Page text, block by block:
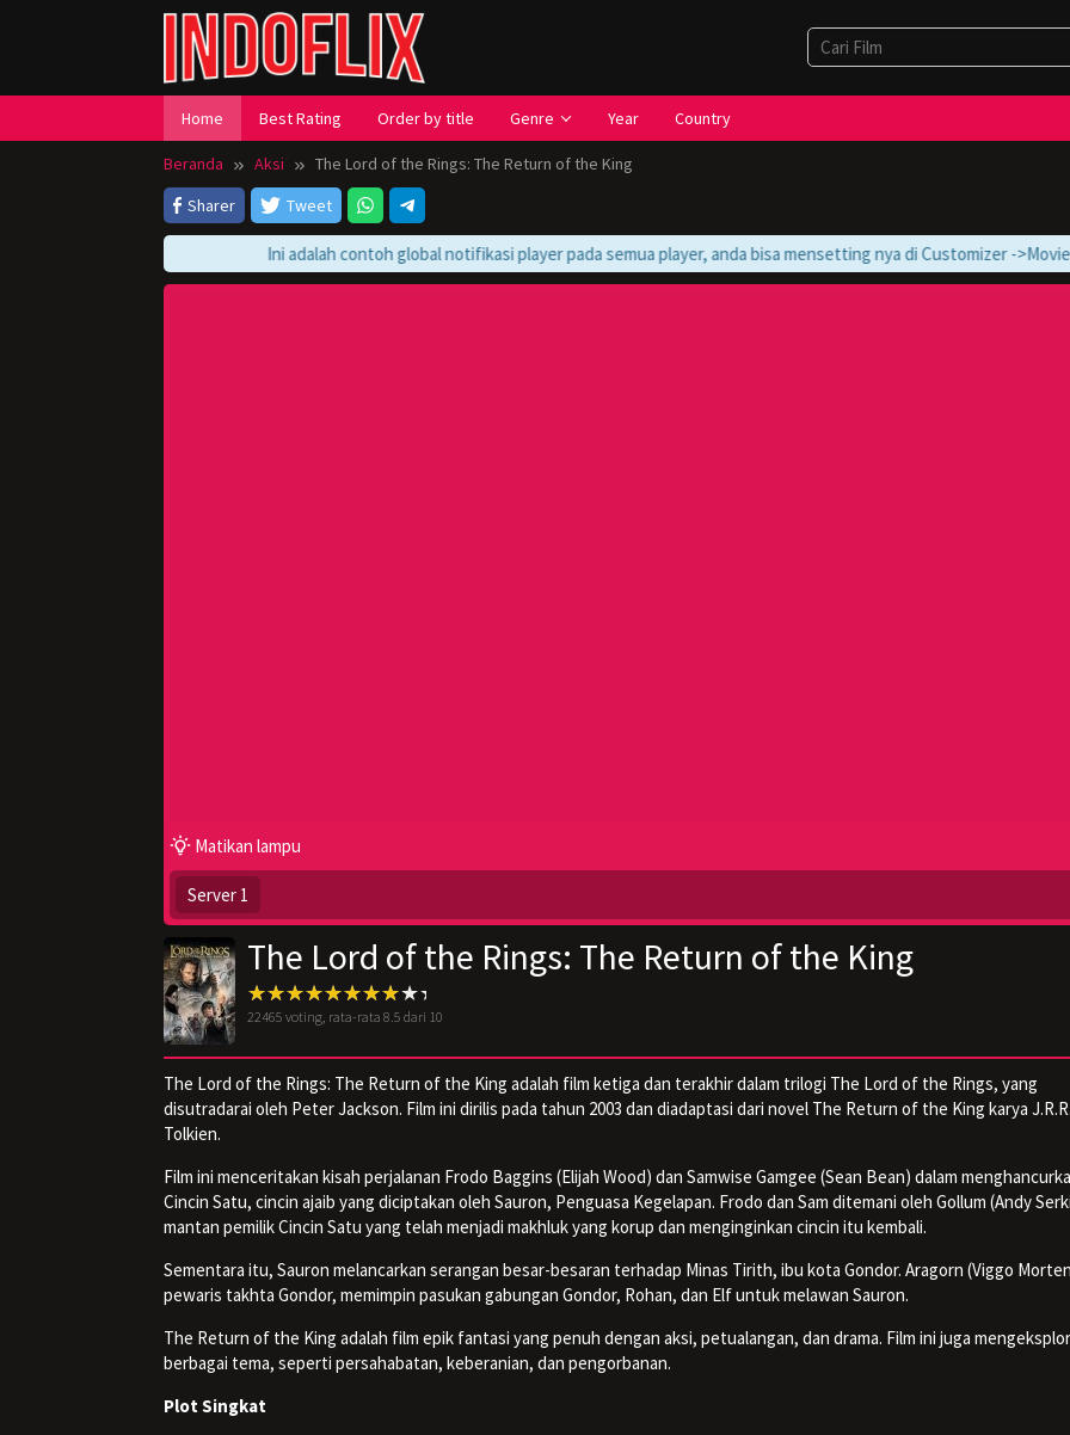
Home Best Rating Order by title Genre Year Country
Beranda Aksi
The Lord of the Rings: The Return of the King
Sharer
Tweet
Ini adalah contoh global notifikasi player pada semua player, anda bisa mensetting nya di Customizer ->Movie -
Matikan lampu
Server 1
The Lord of the Rings: The Return of the King
22465 voting, rata-rata 8.5 dari 10
The Lord of the Rings: The Return of the King adalah film ketiga dan terakhir dalam trilogi The Lord of the Rings, yang
disutradarai oleh Peter Jackson. Film ini dirilis pada tahun 2003 dan diadaptasi dari novel The Return of the King karya
Tolkien.
Film ini menceritakan kisah perjalanan Frodo Baggins (Elijah Wood) dan Samwise Gamgee (Sean Bean) dalam
Cincin Satu, cincin ajaib yang diciptakan oleh Sauron, Penguasa Kegelapan. Frodo dan Sam ditemani oleh Gollum (Andy
mantan pemilik Cincin Satu yang telah menjadi makhluk yang korup dan menginginkan cincin itu kembali.
Sementara itu, Sauron melancarkan serangan besar-besaran terhadap Minas Tirith, ibu kota Gondor. Aragorn (Viggo
pewaris takhta Gondor, memimpin pasukan gabungan Gondor, Rohan, dan Elf untuk melawan Sauron.
The Return of the King adalah film epik fantasi yang penuh dengan aksi, petualangan, dan drama. Film ini juga
berbagai tema, seperti persahabatan, keberanian, dan pengorbanan.
Plot Singkat